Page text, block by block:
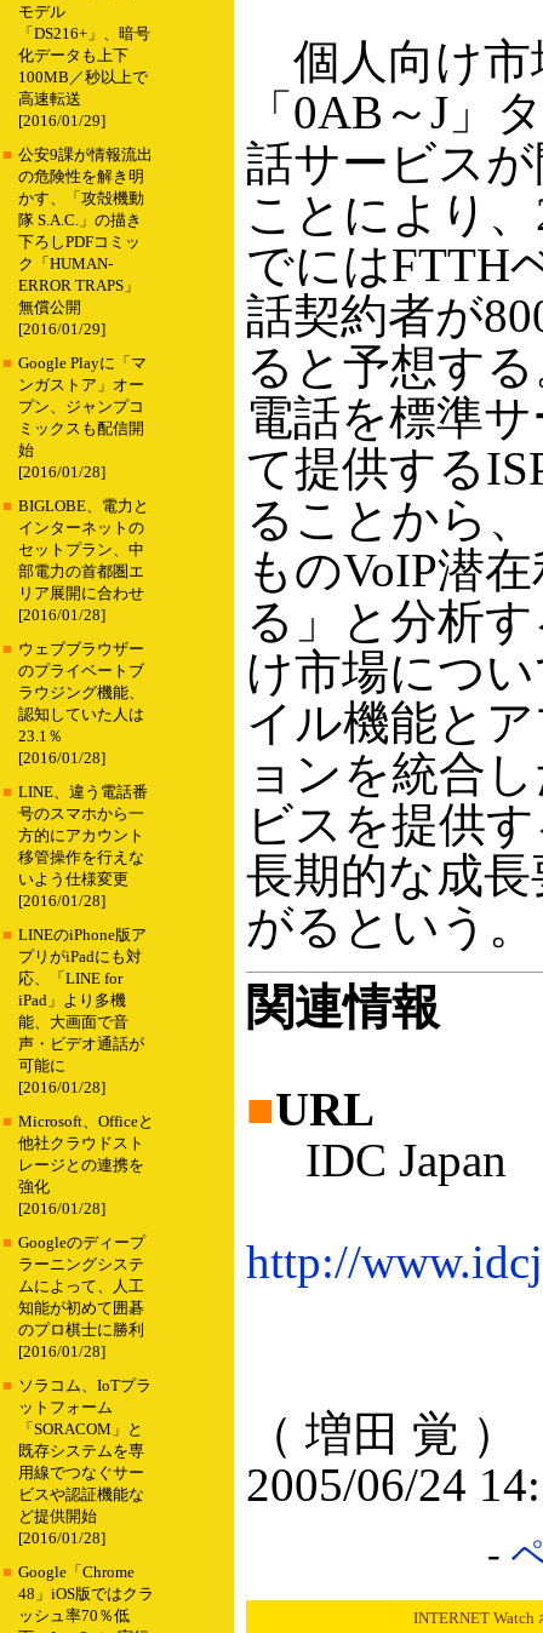
モデル
「DS216+」、暗号
化データも上下
100MB／秒以上で
高速転送
[2016/01/29]
■ 公安9課が情報流出
の危険性を解き明
かす、「攻殻機動
隊 S.A.C.」の描き
下ろしPDFコミッ
ク「HUMAN-
ERROR TRAPS」
無償公開
[2016/01/29]
■ Google Playに「マ
ンガストア」オー
プン、ジャンプコ
ミックスも配信開
始
[2016/01/28]
■ BIGLOBE、電力と
インターネットの
セットプラン、中
部電力の首都圏エ
リア展開に合わせ
[2016/01/28]
■ ウェブブラウザー
のプライベートブ
ラウジング機能、
認知していた人は
23.1％
[2016/01/28]
■ LINE、違う電話番
号のスマホから一
方的にアカウント
移管操作を行えな
いよう仕様変更
[2016/01/28]
■ LINEのiPhone版ア
プリがiPadにも対
応、「LINE for
iPad」より多機
能、大画面で音
声・ビデオ通話が
可能に
[2016/01/28]
■ Microsoft、Officeと
他社クラウドスト
レージとの連携を
強化
[2016/01/28]
■ Googleのディープ
ラーニングシステ
ムによって、人工
知能が初めて囲碁
のプロ棋士に勝利
[2016/01/28]
■ ソラコム、IoTプラ
ットフォーム
「SORACOM」と
既存システムを専
用線でつなぐサー
ビスや認証機能な
ど提供開始
[2016/01/28]
■ Google「Chrome
48」iOS版ではクラ
ッシュ率70％低
個人向け市
「0AB～J」
話サービス
ことにより
でにはFTTH
話契約者が
ると予想す
電話を標準
て提供する
ることから
ものVoIP潜
る」と分析
け市場につ
イル機能と
ョンを統合
ビスを提供
長期的な成
がるという。
関連情報
■URL
IDC Japan
http://
（ 増田 覚 ）
2005/06/24
-
INTERNET Watch